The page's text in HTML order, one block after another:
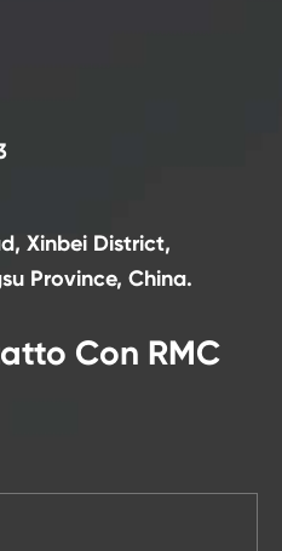
Xinbei District,
Province, China.
Con RMC